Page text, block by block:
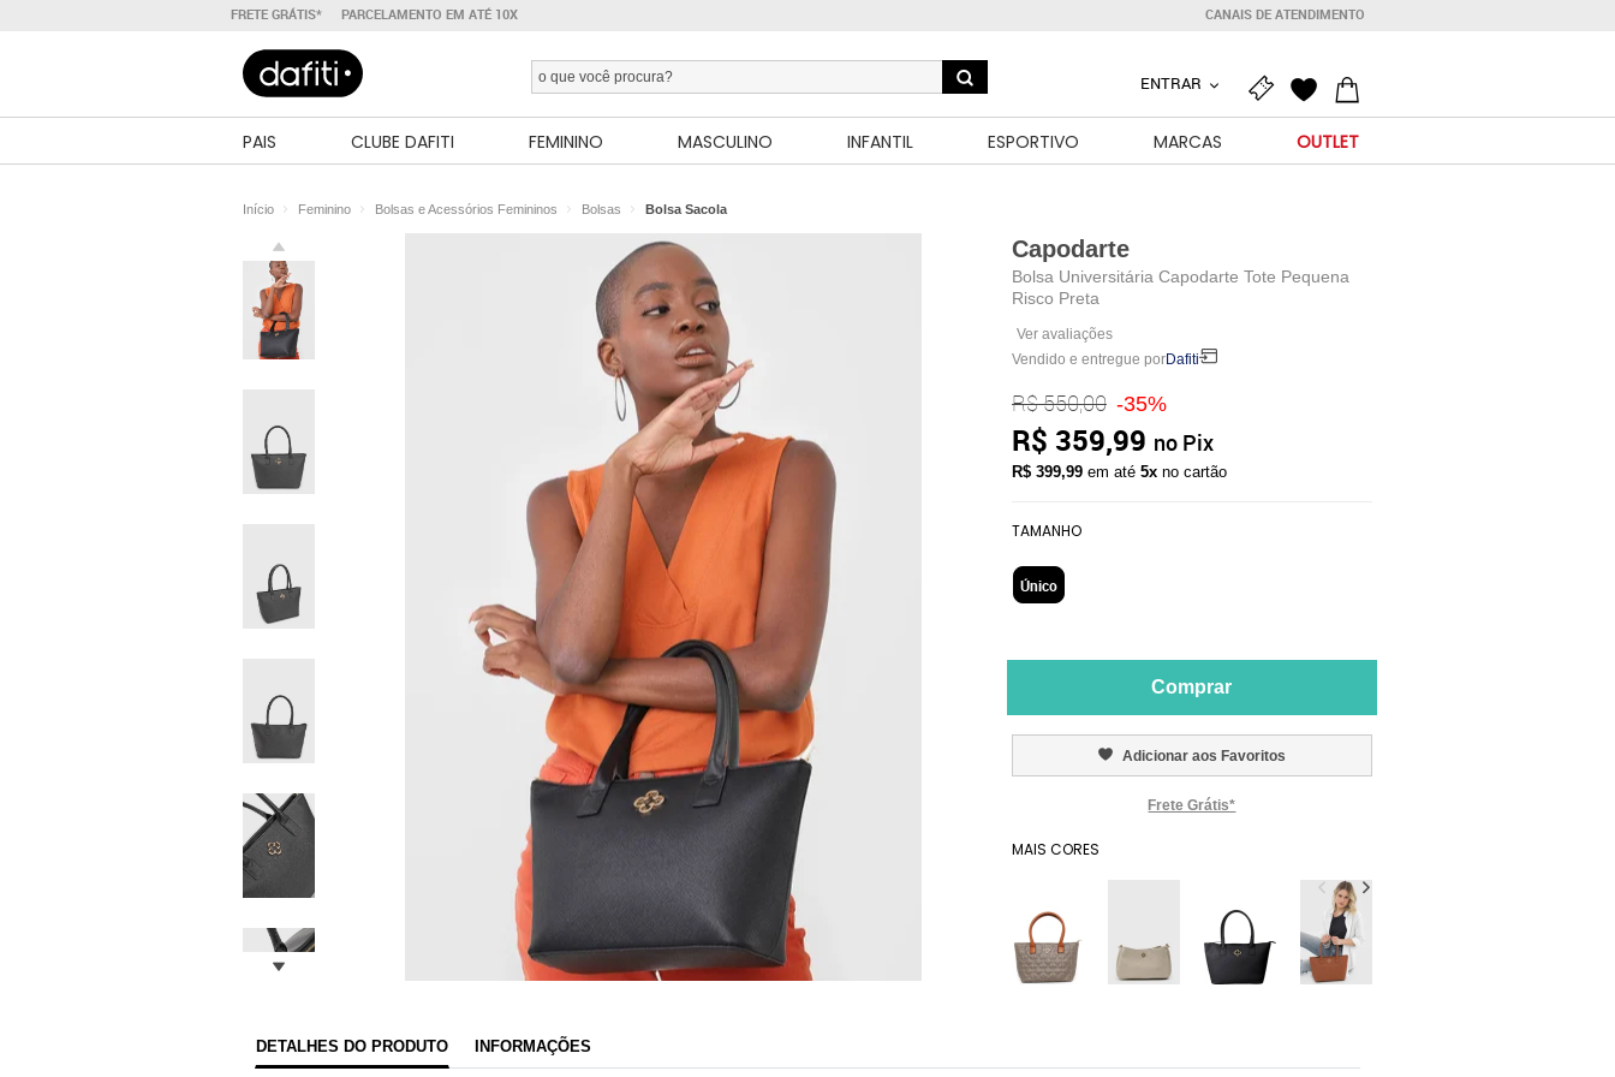
FRETE GRÁTIS* PARCELAMENTO EM ATÉ 10X CANAIS DE ATENDIMENTO
ENTRAR
PAIS CLUBE DAFITI FEMININO MASCULINO INFANTIL ESPORTIVO MARCAS OUTLET
Início Feminino Bolsas e Acessórios Femininos Bolsas Bolsa Sacola
Capodarte
Bolsa Universitária Capodarte Tote Pequena
Risco Preta
Ver avaliações
Vendido e entregue porDafiti
Dafiti
R$ 550,00 -35%
R$ 359,99 no Pix
R$ 399,99 em até 5x no cartão
TAMANHO
Único
Comprar
Adicionar aos Favoritos
Frete Grátis*
MAIS CORES
DETALHES DO PRODUTO INFORMAÇÕES